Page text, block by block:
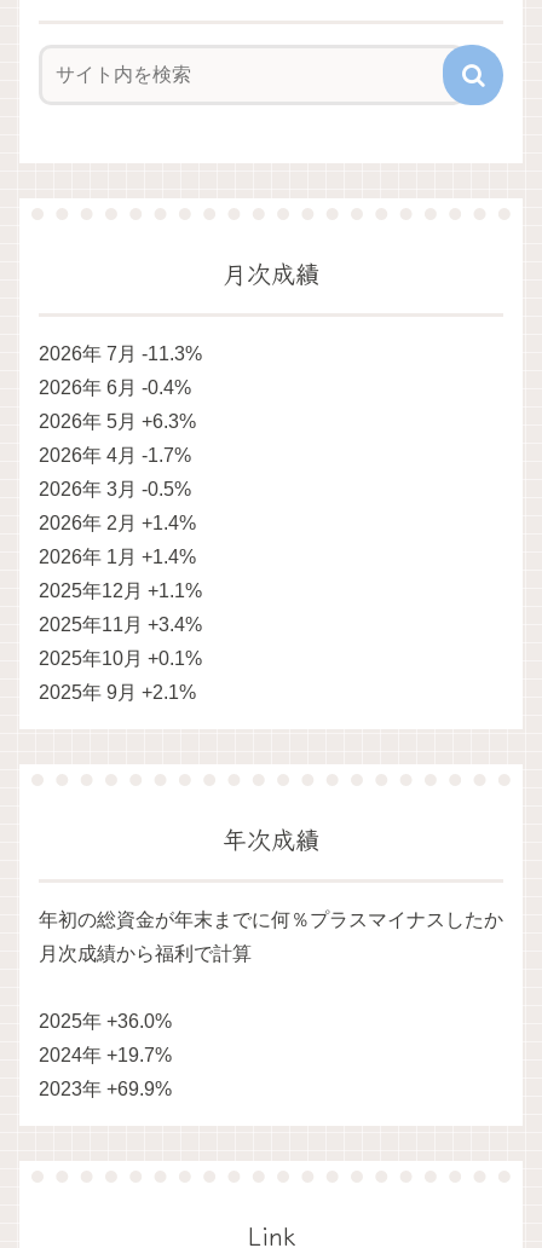
月次成績
2026年 7月 -11.3%
2026年 6月 -0.4%
2026年 5月 +6.3%
2026年 4月 -1.7%
2026年 3月 -0.5%
2026年 2月 +1.4%
2026年 1月 +1.4%
2025年12月 +1.1%
2025年11月 +3.4%
2025年10月 +0.1%
2025年 9月 +2.1%
年次成績
年初の総資金が年末までに何％プラスマイナスしたか
月次成績から福利で計算
2025年 +36.0%
2024年 +19.7%
2023年 +69.9%
Link